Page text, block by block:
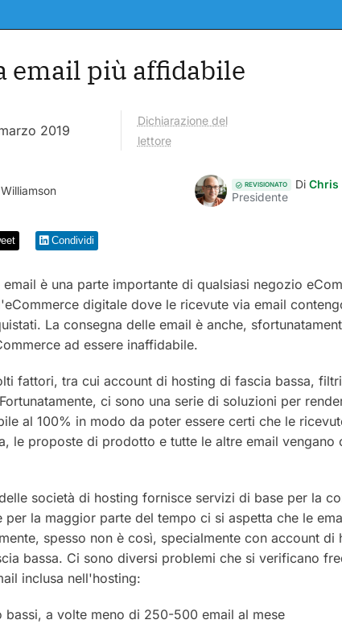
email più affidabile
2019
Dichiarazione del
lettore
REVISIONATO Di Chris
Presidente
Condividi
è una parte importante di qualsiasi negozio
digitale dove le ricevute via email
La consegna delle email è anche,
ad essere inaffidabile.
fattori, tra cui account di hosting di fascia bassa,
ci sono una serie di soluzioni per
al 100% in modo da poter essere certi che le
le proposte di prodotto e tutte le altre email vengano
società di hosting fornisce servizi di base per la
per la maggior parte del tempo ci si aspetta che le
spesso non è così, specialmente con account di
bassa. Ci sono diversi problemi che si verificano
inclusa nell'hosting:
bassi, a volte meno di 250-500 email al mese